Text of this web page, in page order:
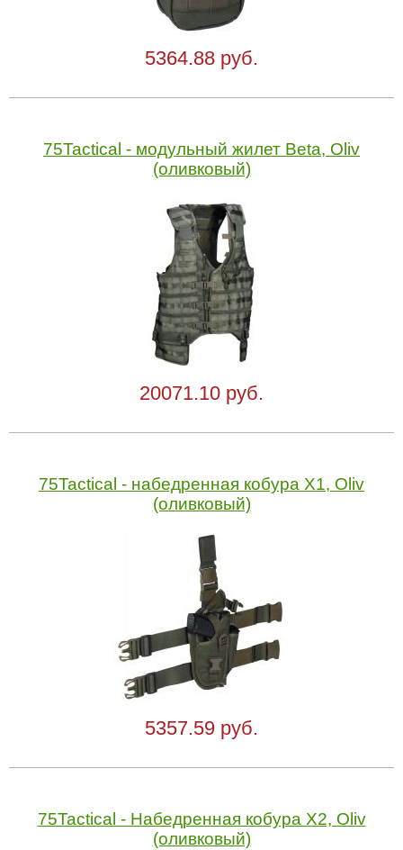
5364.88 руб.
75Tactical - модульный жилет Beta, Oliv
(оливковый)
20071.10 руб.
75Tactical - набедренная кобура X1, Oliv
(оливковый)
5357.59 руб.
75Tactical - Набедренная кобура X2, Oliv
(оливковый)